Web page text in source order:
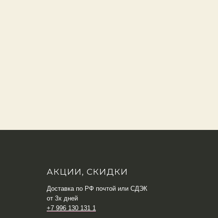
АКЦИИ, СКИДКИ
Доставка по РФ почтой или СДЭК
от 3х дней
+7 996 130 131 1